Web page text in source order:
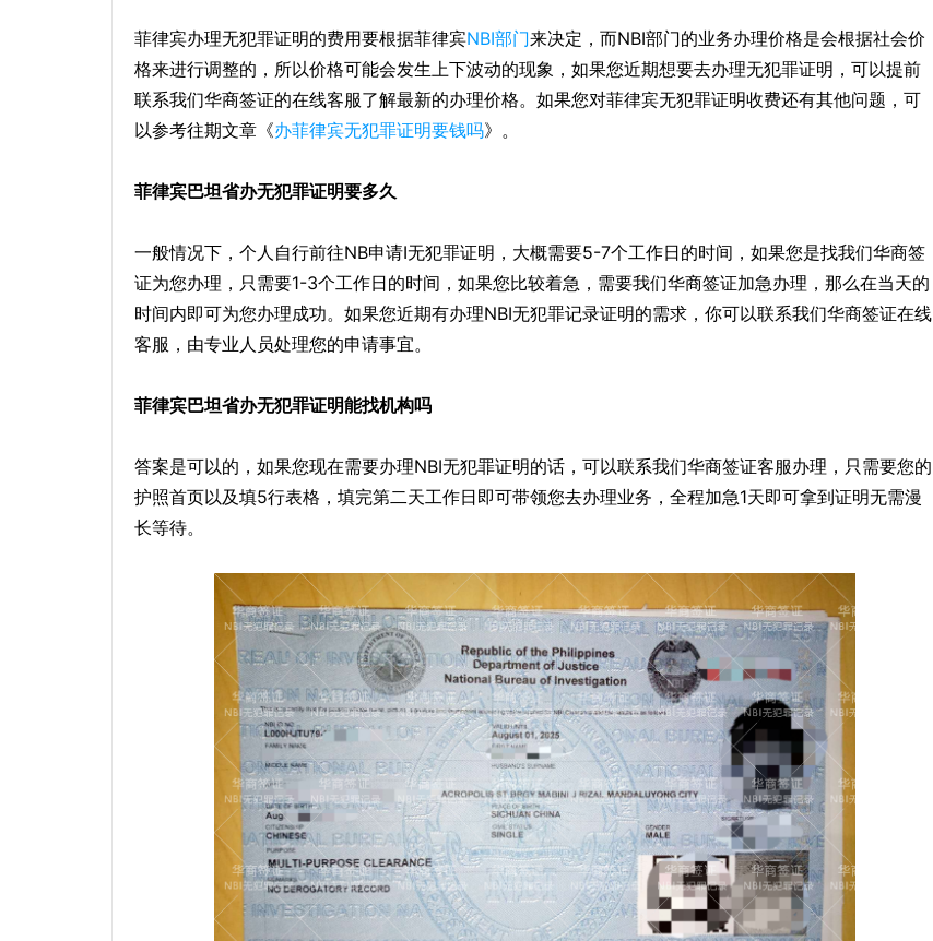
菲律宾办理无犯罪证明的费用要根据菲律宾NBI部门来决定，而NBI部门的业务办理价格是会根据社会价
格来进行调整的，所以价格可能会发生上下波动的现象，如果您近期想要去办理无犯罪证明，可以提前
联系我们华商签证的在线客服了解最新的办理价格。如果您对菲律宾无犯罪证明收费还有其他问题，可
以参考往期文章《办菲律宾无犯罪证明要钱吗》。
菲律宾巴坦省办无犯罪证明要多久
一般情况下，个人自行前往NB申请I无犯罪证明，大概需要5-7个工作日的时间，如果您是找我们华商签
证为您办理，只需要1-3个工作日的时间，如果您比较着急，需要我们华商签证加急办理，那么在当天的
时间内即可为您办理成功。如果您近期有办理NBI无犯罪记录证明的需求，你可以联系我们华商签证在线
客服，由专业人员处理您的申请事宜。
菲律宾巴坦省办无犯罪证明能找机构吗
答案是可以的，如果您现在需要办理NBI无犯罪证明的话，可以联系我们华商签证客服办理，只需要您的
护照首页以及填5行表格，填完第二天工作日即可带领您去办理业务，全程加急1天即可拿到证明无需漫
长等待。